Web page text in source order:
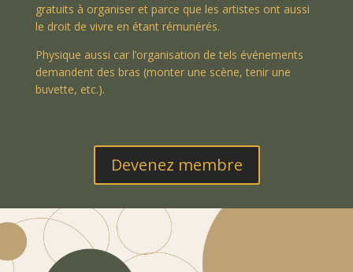
gratuits à organiser et parce que les artistes ont aussi
le droit de vivre en étant rémunérés.
Physique aussi car l’organisation de tels événements
demandent des bras (monter une scène, tenir une
buvette, etc.).
Devenez membre